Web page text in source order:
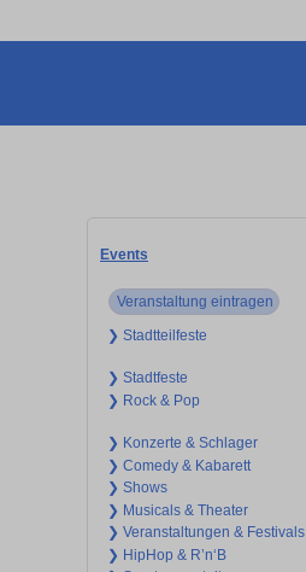
Events
Veranstaltung eintragen
❯ Stadtteilfeste
❯ Stadtfeste
❯ Rock & Pop
❯ Konzerte & Schlager
❯ Comedy & Kabarett
❯ Shows
❯ Musicals & Theater
❯ Veranstaltungen & Festivals
❯ HipHop & R’n‘B